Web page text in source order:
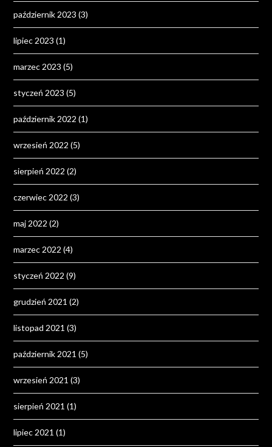
październik 2023 (3)
lipiec 2023 (1)
marzec 2023 (5)
styczeń 2023 (5)
październik 2022 (1)
wrzesień 2022 (5)
sierpień 2022 (2)
czerwiec 2022 (3)
maj 2022 (2)
marzec 2022 (4)
styczeń 2022 (9)
grudzień 2021 (2)
listopad 2021 (3)
październik 2021 (5)
wrzesień 2021 (3)
sierpień 2021 (1)
lipiec 2021 (1)